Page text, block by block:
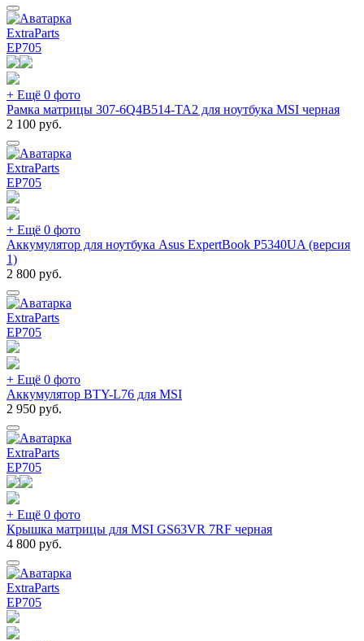
ExtraParts
EP705
+ Ещё 0 фото
Рамка матрицы 307-6Q4B514-TA2 для ноутбука MSI черная
2 100 руб.
ExtraParts
EP705
+ Ещё 0 фото
Аккумулятор для ноутбука Asus ExpertBook P5340UA (версия
1)
2 800 руб.
ExtraParts
EP705
+ Ещё 0 фото
Аккумулятор BTY-L76 для MSI
2 950 руб.
ExtraParts
EP705
+ Ещё 0 фото
Крышка матрицы для MSI GS63VR 7RF черная
4 800 руб.
ExtraParts
EP705